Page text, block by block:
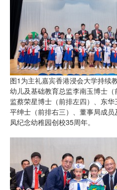
图1为主礼嘉宾香港浸会大学持续
幼儿及基础教育总监李南玉博士
监蔡荣星博士（前排左四）、东
平绅士（前排右三）、董事局成
凤纪念幼稚园创校35周年。